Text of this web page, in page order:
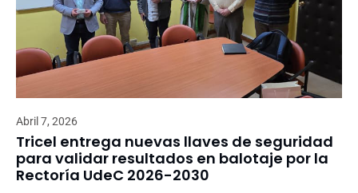
Abril 7, 2026
Tricel entrega nuevas llaves de seguridad
para validar resultados en balotaje por la
Rectoría UdeC 2026-2030